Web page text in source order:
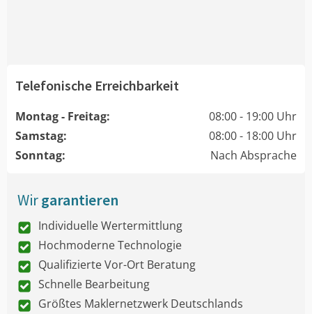
Telefonische Erreichbarkeit
Montag - Freitag:
08:00 - 19:00 Uhr
Samstag:
08:00 - 18:00 Uhr
Sonntag:
Nach Absprache
Wirgarantieren
Individuelle Wertermittlung
Hochmoderne Technologie
Qualifizierte Vor-Ort Beratung
Schnelle Bearbeitung
Größtes Maklernetzwerk Deutschlands